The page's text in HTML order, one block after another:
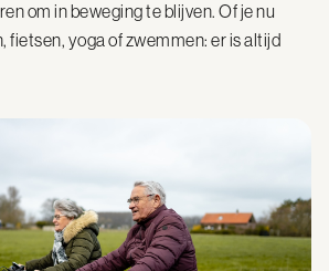
om in beweging te blijven. Of je nu
fietsen, yoga of zwemmen: er is altijd